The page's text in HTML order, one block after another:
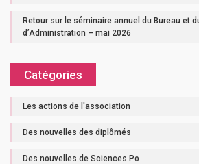
Retour sur le séminaire annuel du Bureau et
d’Administration – mai 2026
Catégories
Les actions de l'association
Des nouvelles des diplômés
Des nouvelles de Sciences Po